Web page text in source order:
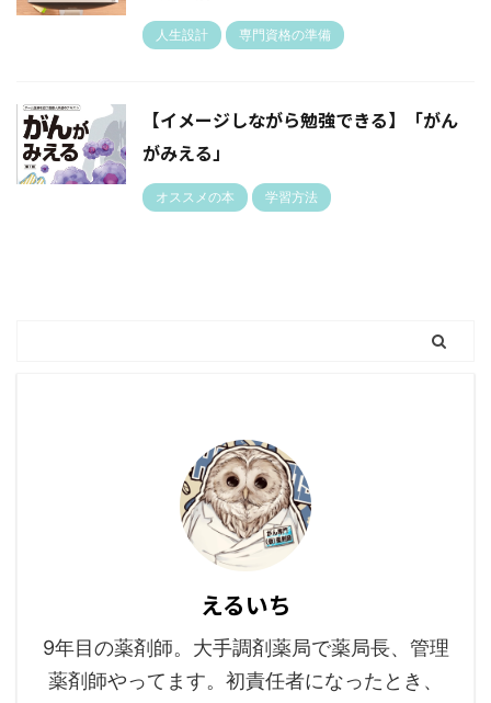
人生設計 専門資格の準備
【イメージしながら勉強できる】「がん
がみえる」
オススメの本 学習方法
えるいち
9年目の薬剤師。大手調剤薬局で薬局長、管理
薬剤師やってます。初責任者になったとき、